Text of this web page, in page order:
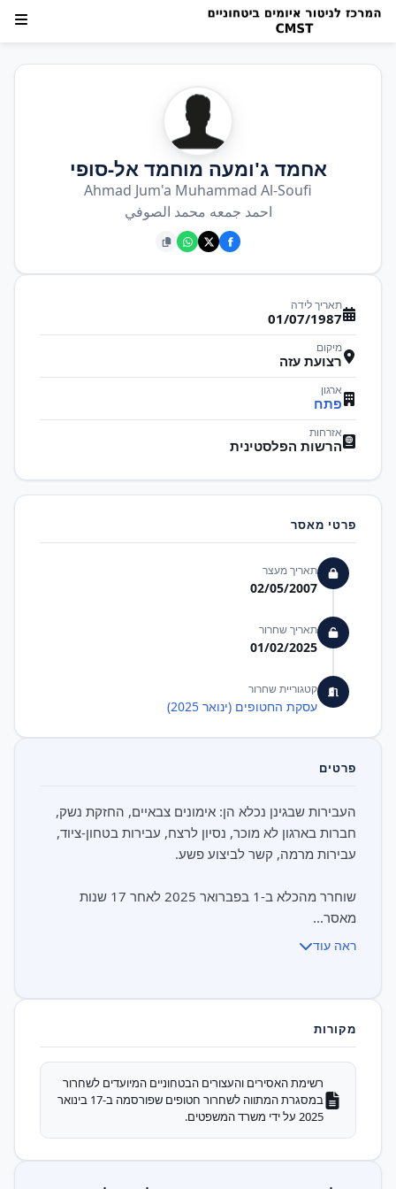
אחמד ג'ומעה מוחמד אל-סופי
Ahmad Jum'a Muhammad Al-Soufi
احمد جمعه محمد الصوفي
תאריך לידה
01/07/1987
מיקום
רצועת עזה
ארגון
פתח
אזרחות
הרשות הפלסטינית
פרטי מאסר
תאריך מעצר
02/05/2007
תאריך שחרור
01/02/2025
קטגוריית שחרור
עסקת החטופים (ינואר 2025)
פרטים
העבירות שבגינן נכלא הן: אימונים צבאיים, החזקת נשק,
חברות בארגון לא מוכר, נסיון לרצח, עבירות בטחון-ציוד,
שוחרר מהכלא ב-1 בפברואר 2025 לאחר 17 שנות
מאסר...
ראה עוד
מקורות
רשימת האסירים והעצורים הבטחוניים המיועדים לשחרור
במסגרת המתווה לשחרור חטופים שפורסמה ב-17 בינואר
2025 על ידי משרד המשפטים.